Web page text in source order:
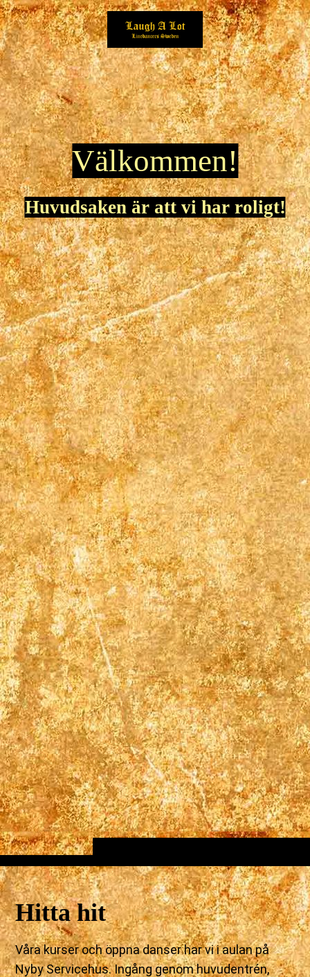
Välkommen!
Huvudsaken är att vi har roligt!
Hitta hit
Våra kurser och öppna danser har vi i aulan på
Nyby Servicehus. Ingång genom huvudentrén,